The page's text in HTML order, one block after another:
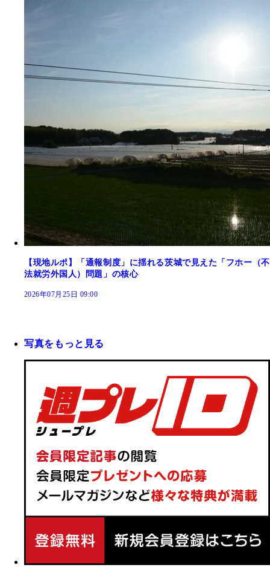
【現地ルポ】「通報制度」に揺れる茨城で見えた「フホー（不
法就労外国人）問題」の核心
2026年07月25日 09:00
写真をもっと見る